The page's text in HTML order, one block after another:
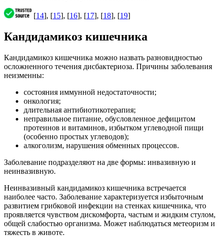
[14], [15], [16], [17], [18], [19]
Кандидамикоз кишечника
Кандидамикоз кишечника можно назвать разновидностью
осложненного течения дисбактериоза. Причины заболевания
неизменны:
состояния иммунной недостаточности;
онкология;
длительная антибиотикотерапия;
неправильное питание, обусловленное дефицитом
протеинов и витаминов, избытком углеводной пищи
(особенно простых углеводов);
алкоголизм, нарушения обменных процессов.
Заболевание подразделяют на две формы: инвазивную и
неинвазивную.
Неинвазивный кандидамикоз кишечника встречается
наиболее часто. Заболевание характеризуется избыточным
развитием грибковой инфекции на стенках кишечника, что
проявляется чувством дискомфорта, частым и жидким стулом,
общей слабостью организма. Может наблюдаться метеоризм и
тяжесть в животе.